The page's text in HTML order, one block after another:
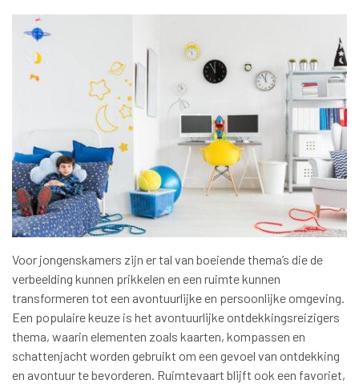
Voor jongenskamers zijn er tal van boeiende thema’s die de
verbeelding kunnen prikkelen en een ruimte kunnen
transformeren tot een avontuurlijke en persoonlijke omgeving.
Een populaire keuze is het avontuurlijke ontdekkingsreizigers
thema, waarin elementen zoals kaarten, kompassen en
schattenjacht worden gebruikt om een gevoel van ontdekking
en avontuur te bevorderen. Ruimtevaart blijft ook een favoriet,